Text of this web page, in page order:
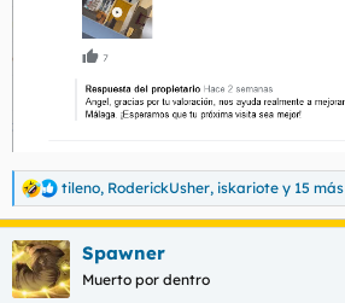
R
e
a
c
c
i
tileno, RoderickUsher, iskariote y 15 más
Spawner
Muerto por dentro